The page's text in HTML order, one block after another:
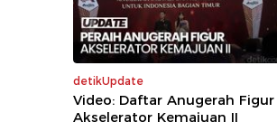
detikUpdate
Video: Daftar Anugerah Figur
Akselerator Kemajuan II